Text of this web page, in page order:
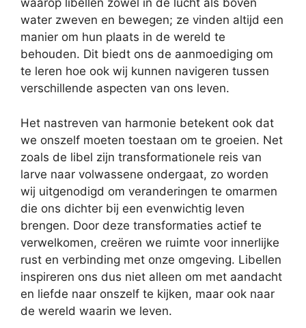
waarop libellen zowel in de lucht als boven
water zweven en bewegen; ze vinden altijd een
manier om hun plaats in de wereld te
behouden. Dit biedt ons de aanmoediging om
te leren hoe ook wij kunnen navigeren tussen
verschillende aspecten van ons leven.
Het nastreven van harmonie betekent ook dat
we onszelf moeten toestaan om te groeien. Net
zoals de libel zijn transformationele reis van
larve naar volwassene ondergaat, zo worden
wij uitgenodigd om veranderingen te omarmen
die ons dichter bij een evenwichtig leven
brengen. Door deze transformaties actief te
verwelkomen, creëren we ruimte voor innerlijke
rust en verbinding met onze omgeving. Libellen
inspireren ons dus niet alleen om met aandacht
en liefde naar onszelf te kijken, maar ook naar
de wereld waarin we leven.